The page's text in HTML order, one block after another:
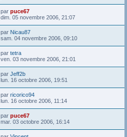
par puce67
dim. 05 novembre 2006, 21:07
par Nicau87
sam. 04 novembre 2006, 09:10
par tetra
ven. 03 novembre 2006, 21:01
par Jeff2b
lun. 16 octobre 2006, 19:51
par ricorico94
lun. 16 octobre 2006, 11:14
par puce67
mar. 03 octobre 2006, 16:14